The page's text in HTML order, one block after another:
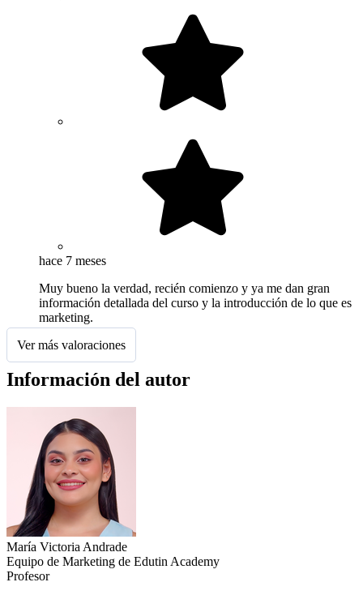
hace 7 meses
Muy bueno la verdad, recién comienzo y ya me dan gran
información detallada del curso y la introducción de lo que es
marketing.
Ver más valoraciones
Información del autor
María Victoria Andrade
Equipo de Marketing de Edutin Academy
Profesor